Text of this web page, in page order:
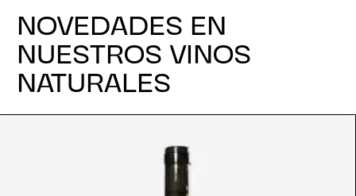
NOVEDADES EN
NUESTROS VINOS
NATURALES